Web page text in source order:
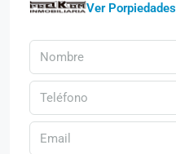
Ver Porpiedades